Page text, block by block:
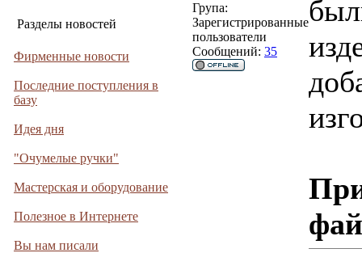
Разделы новостей
Фирменные новости
Последние поступления в
базу
Идея дня
"Очумелые ручки"
Мастерская и оборудование
Полезное в Интернете
Вы нам писали
Група:
Зарегистрированные
пользователи
Сообщений: 35